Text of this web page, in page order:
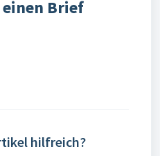
einen Brief
hilfreich?